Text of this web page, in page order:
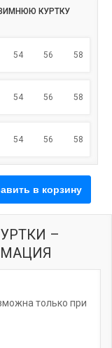
КУРТКУ
54 56 58
54 56 58
54 56 58
–
только при